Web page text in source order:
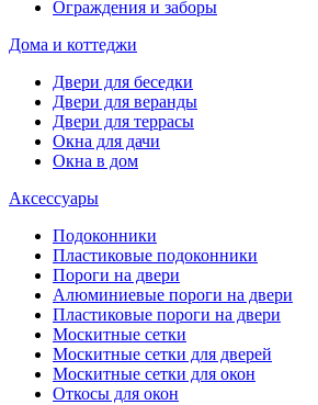
Ограждения и заборы
Дома и коттеджи
Двери для беседки
Двери для веранды
Двери для террасы
Окна для дачи
Окна в дом
Аксессуары
Подоконники
Пластиковые подоконники
Пороги на двери
Алюминиевые пороги на двери
Пластиковые пороги на двери
Москитные сетки
Москитные сетки для дверей
Москитные сетки для окон
Откосы для окон